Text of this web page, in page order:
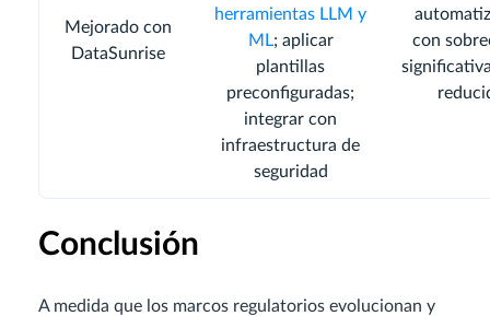
Mejorado con
DataSunrise
herramientas LLM y
ML; aplicar
plantillas
preconfiguradas;
integrar con
infraestructura de
seguridad
con
Conclusión
A medida que los marcos regulatorios evolucionan y